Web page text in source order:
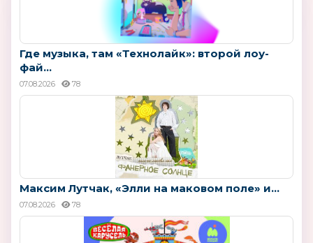
Где музыка, там «Технолайк»: второй лоу-
фай...
07.08.2026 78
Максим Лутчак, «Элли на маковом поле» и...
07.08.2026 78